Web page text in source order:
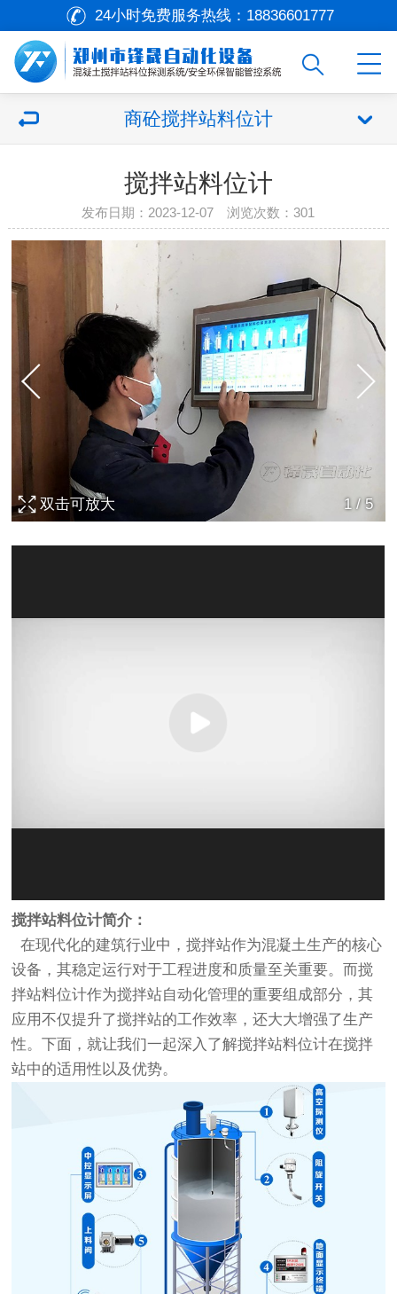
24小时免费服务热线： 18836601777
商砼搅拌站料位计
搅拌站料位计
发布日期：2023-12-07 浏览次数：301
1/ 5
双击可放大
搅拌站料位计简介：
在现代化的建筑行业中，搅拌站作为混凝土生产的核心
设备，其稳定运行对于工程进度和质量至关重要。而搅
拌站料位计作为搅拌站自动化管理的重要组成部分，其
应用不仅提升了搅拌站的工作效率，还大大增强了生产
性。下面，就让我们一起深入了解搅拌站料位计在搅拌
站中的适用性以及优势。